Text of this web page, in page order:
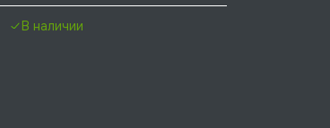
В наличии